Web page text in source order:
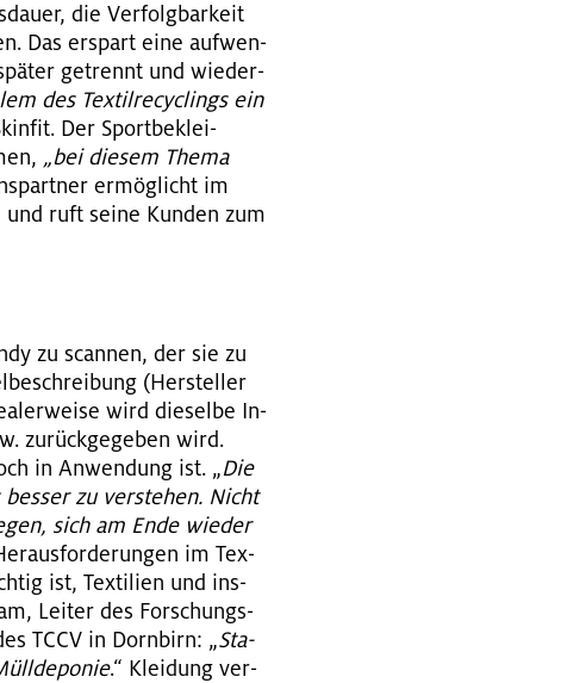
die Ver­folg­bar­keit
Das er­spart eine auf­wen­
ge­trennt und wie­der­
des Tex­til­re­cy­clings ein
Der Sport­be­klei­
„bei die­sem Thema
er­mög­licht im
ruft seine Kun­den zum
zu scan­nen, der sie zu
(Her­stel­ler
wird die­sel­be In­
zu­rück­ge­ge­ben wird.
in An­wen­dung ist. „Die
zu ver­ste­hen. Nicht
sich am Ende wie­der
im Tex­
ist, Tex­ti­li­en und ins­
Lei­ter des For­schungs­
TCCV in Dorn­birn: „Sta­
.“ Klei­dung ver­